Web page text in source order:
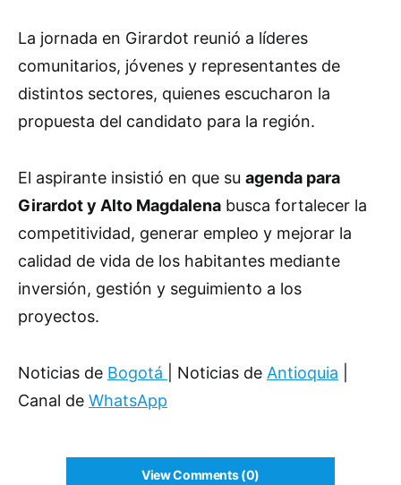
La jornada en Girardot reunió a líderes
comunitarios, jóvenes y representantes de
distintos sectores, quienes escucharon la
propuesta del candidato para la región.
El aspirante insistió en que su agenda para
Girardot y Alto Magdalena busca fortalecer la
competitividad, generar empleo y mejorar la
calidad de vida de los habitantes mediante
inversión, gestión y seguimiento a los
proyectos.
Noticias de Bogotá | Noticias de Antioquia
Canal de WhatsApp
View Comments (0)